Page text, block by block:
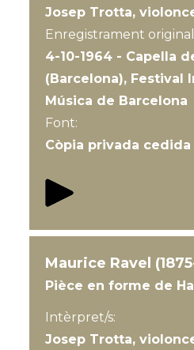
Josep Trotta,
Enregistrament
4-10-1964 - Capella
(Barcelona), Festival
Música de Barcelona
Font:
Còpia privada
Maurice Ravel
Pièce en forme de
Intèrpret/s:
Josep Trotta,